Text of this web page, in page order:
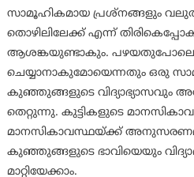
സാമൂഹികമായ പ്രശ്‌നങ്ങളും
തൊഴിലിലേക്ക് എന്ന്
ആശങ്കയുണ്ടാകും.
ചെയ്യാനാകുമോയെന്നതും ഒരു
കുഞ്ഞുങ്ങളുടെ വിദ്യാഭ്യാസവും
തെറ്റുന്നു. കുട്ടികളുടെ
മാനസികാവസ്ഥയ്ക്ക്
കുഞ്ഞുങ്ങളുടെ ഭാവിയെയും
മാറ്റിയേക്കാം.